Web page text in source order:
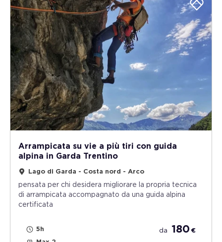
Arrampicata su vie a più tiri con guida
alpina in Garda Trentino
Lago di Garda - Costa nord - Arco
pensata per chi desidera migliorare la propria tecnica
di arrampicata accompagnato da una guida alpina
certificata
5h
da 180 €